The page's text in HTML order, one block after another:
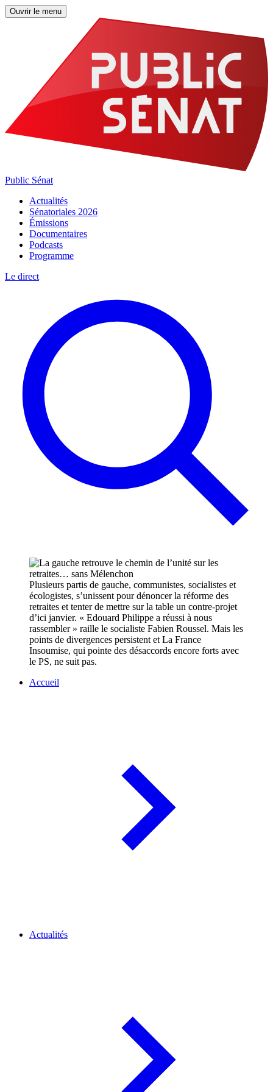
Ouvrir le menu
Public Sénat
Actualités
Sénatoriales 2026
Émissions
Documentaires
Podcasts
Programme
Le direct
Plusieurs partis de gauche, communistes, socialistes et
écologistes, s’unissent pour dénoncer la réforme des
retraites et tenter de mettre sur la table un contre-projet
d’ici janvier. « Edouard Philippe a réussi à nous
rassembler » raille le socialiste Fabien Roussel. Mais les
points de divergences persistent et La France
Insoumise, qui pointe des désaccords encore forts avec
le PS, ne suit pas.
Accueil
Actualités